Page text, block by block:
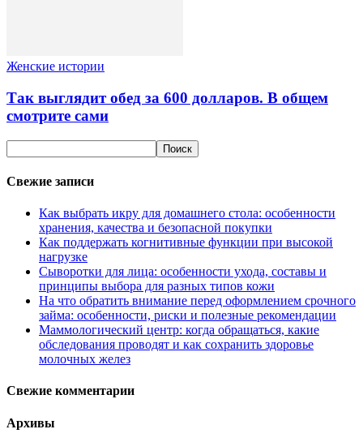
Женские истории
Так выглядит обед за 600 долларов. В общем
смотрите сами
Свежие записи
Как выбрать икру для домашнего стола: особенности
хранения, качества и безопасной покупки
Как поддержать когнитивные функции при высокой
нагрузке
Сыворотки для лица: особенности ухода, составы и
принципы выбора для разных типов кожи
На что обратить внимание перед оформлением срочного
займа: особенности, риски и полезные рекомендации
Маммологический центр: когда обращаться, какие
обследования проводят и как сохранить здоровье
молочных желез
Свежие комментарии
Архивы